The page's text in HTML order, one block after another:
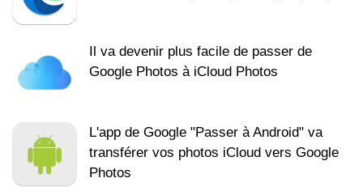
Il va devenir plus facile de passer de
Google Photos à iCloud Photos
L'app de Google "Passer à Android" va
transférer vos photos iCloud vers Google
Photos